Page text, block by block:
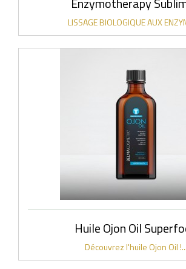
LISSAGE BIOLOGIQUE AUX
Huile Ojon Oil
Découvrez l'huile Ojon Oil !...